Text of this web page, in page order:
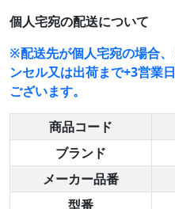
個人宅宛の配送について
※配送先が個人宅宛の場合
ンセル又は出荷まで+3営業
ございます。
商品コード
ブランド
メーカー品番
型番